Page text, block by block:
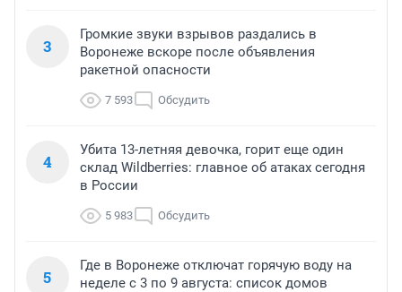
3
Громкие звуки взрывов раздались в
Воронеже вскоре после объявления
ракетной опасности
7 593 Обсудить
4
Убита 13-летняя девочка, горит еще один
склад Wildberries: главное об атаках сегодня
в России
5 983 Обсудить
5
Где в Воронеже отключат горячую воду на
неделе с 3 по 9 августа: список домов